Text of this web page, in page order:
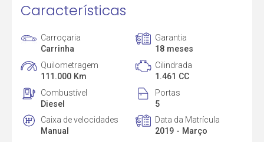
Características
Carroçaria
Carrinha
Garantia
18 meses
Quilometragem
111.000 Km
Cilindrada
1.461 CC
Combustível
Diesel
Portas
5
Caixa de velocidades
Manual
Data da Matrícula
2019 - Março